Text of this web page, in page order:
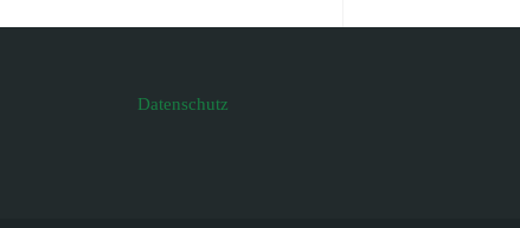
Datenschutz